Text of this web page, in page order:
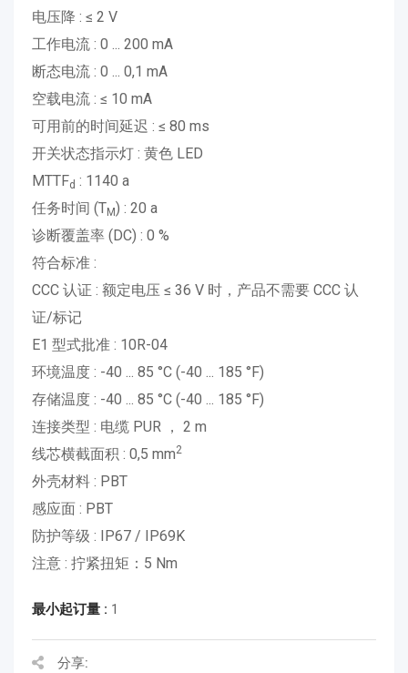
电压降 : ≤ 2 V
工作电流 : 0 ... 200 mA
断态电流 : 0 ... 0,1 mA
空载电流 : ≤ 10 mA
可用前的时间延迟 : ≤ 80 ms
开关状态指示灯 : 黄色 LED
MTTFd : 1140 a
任务时间 (TM) : 20 a
诊断覆盖率 (DC) : 0 %
符合标准 :
CCC 认证 : 额定电压 ≤ 36 V 时，产品不需要 CCC 认
证/标记
E1 型式批准 : 10R-04
环境温度 : -40 ... 85 °C (-40 ... 185 °F)
存储温度 : -40 ... 85 °C (-40 ... 185 °F)
连接类型 : 电缆 PUR ， 2 m
线芯横截面积 : 0,5 mm2
外壳材料 : PBT
感应面 : PBT
防护等级 : IP67 / IP69K
注意 : 拧紧扭矩：5 Nm
最小起订量 : 1
分享: